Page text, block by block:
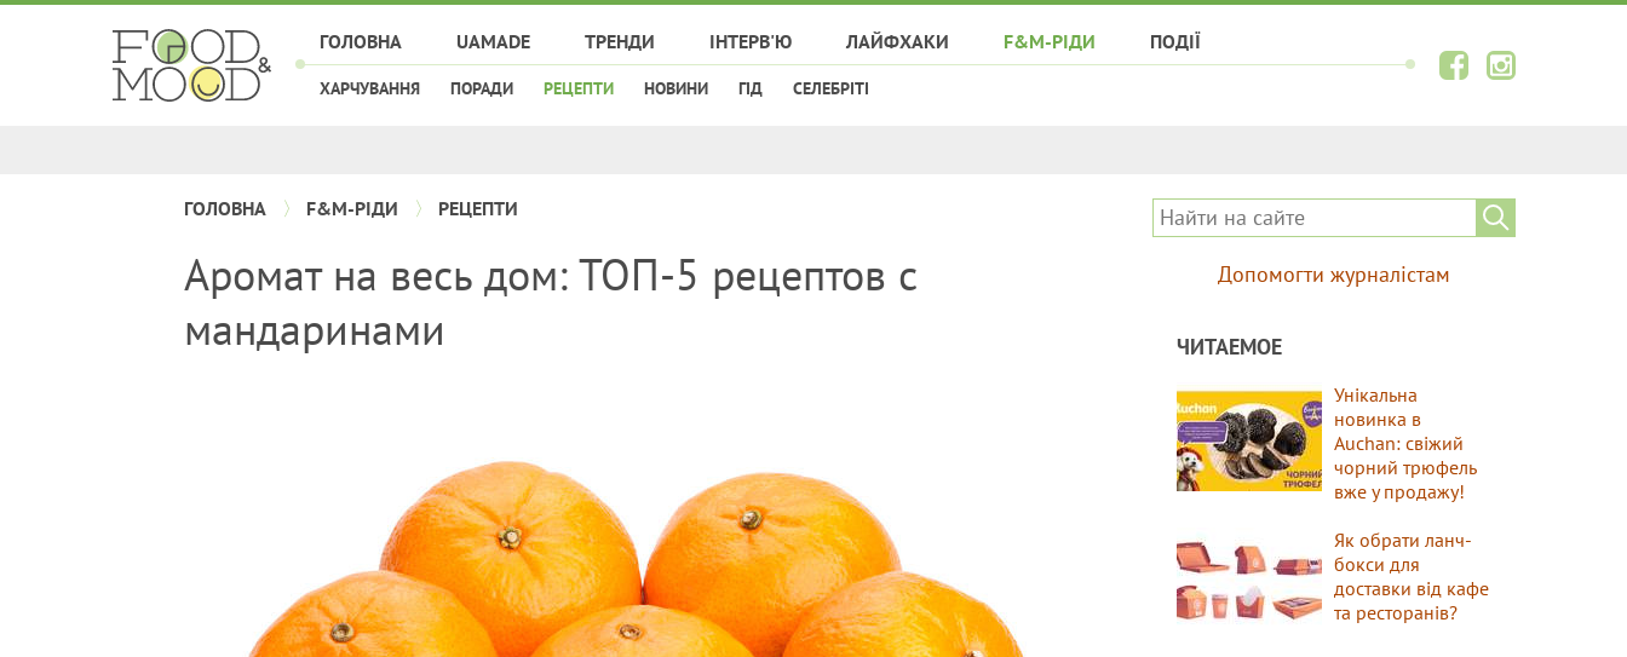
ГОЛОВНА UAMADE ТРЕНДИ ІНТЕРВ'Ю ЛАЙФХАКИ F&M-РІДИ
ХАРЧУВАННЯ ПОРАДИ РЕЦЕПТИ НОВИНИ ГІД СЕЛЕБРІТІ
ПОДІЇ
ГОЛОВНА F&M-РІДИ РЕЦЕПТИ
Аромат на весь дом: ТОП-5 рецептов с
мандаринами
Допомогти журналістам
ЧИТАЕМОЕ
Унікальна
новинка в
Auchan: свіжий
чорний трюфель
вже у продажу!
Як обрати ланч-
бокси для
доставки від кафе
та ресторанів?